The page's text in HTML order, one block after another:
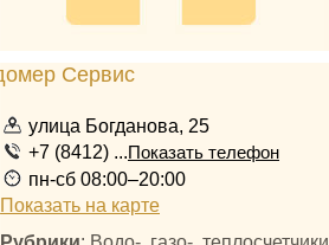
улица Богданова, 25
+7 (8412) ...Показать телефон
пн-сб 08:00–20:00
Показать на карте